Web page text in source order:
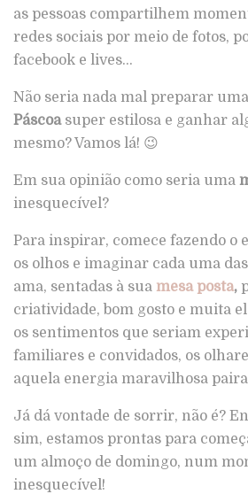
as pessoas compartilhem
redes sociais por meio de fotos,
facebook e lives…
Não seria nada mal preparar uma
Páscoa super estilosa e ganhar
mesmo? Vamos lá! 😉
Em sua opinião como seria uma
inesquecível?
Para inspirar, comece fazendo o
os olhos e imaginar cada uma
ama, sentadas à sua mesa posta,
criatividade, bom gosto e muita
os sentimentos que seriam
familiares e convidados, os
aquela energia maravilhosa
Já dá vontade de sorrir, não é?
sim, estamos prontas para
um almoço de domingo, num
inesquecível!